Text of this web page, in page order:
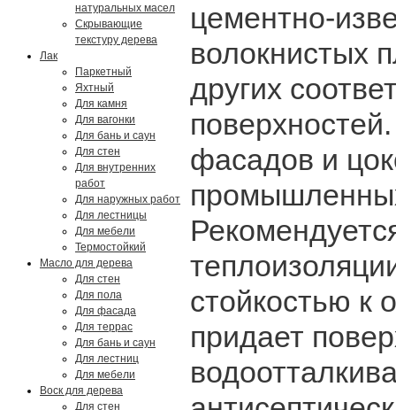
натуральных масел
Скрывающие
текстуру дерева
Лак
Паркетный
Яхтный
Для камня
Для вагонки
Для бань и саун
Для стен
Для внутренних
работ
Для наружных работ
Для лестницы
Для мебели
Термостойкий
Масло для дерева
Для стен
Для пола
Для фасада
Для террас
Для бань и саун
Для лестниц
Для мебели
Воск для дерева
Для стен
цементно-
волокнистых
других
фасадов и
стойкостью к
придает